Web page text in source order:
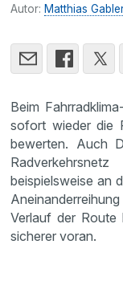
Autor: Matthias
Beim
sofort wieder die
bewerten. Auch
beispielsweise an
Verlauf der Route
sicherer voran.